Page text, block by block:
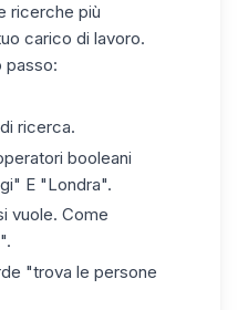
ricerche più
carico di lavoro.
passo:
ricerca.
booleani
E "Londra".
vuole. Come
"trova le persone